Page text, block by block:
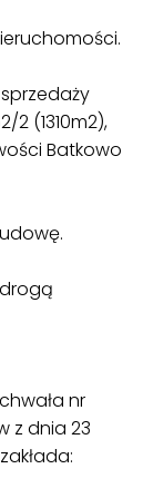
2 (1310m2),
Batkowo
nr
z dnia 23